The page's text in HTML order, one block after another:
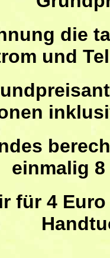
die
und
einmalig
für 4